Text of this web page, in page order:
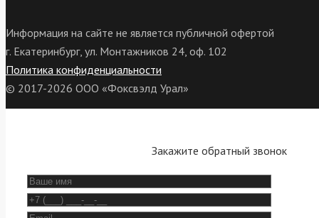
Информация на сайте не является публичной офертой
г. Екатеринбург, ул. Монтажников 24, оф. 102
Политика конфиденциальности
© 2017-2026 ООО «Фоксвэлд Урал»
Закажите обратный звонок